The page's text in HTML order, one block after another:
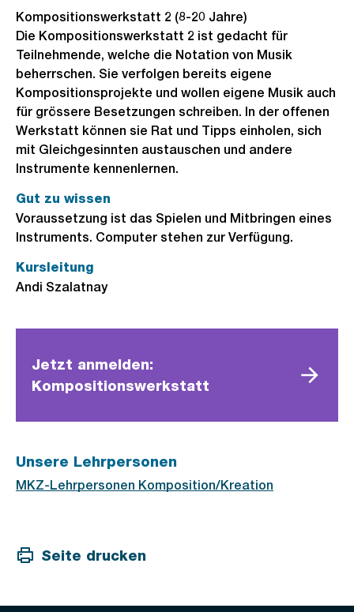
Kompositionswerkstatt 2 (8-20 Jahre)
Die Kompositionswerkstatt 2 ist gedacht für
Teilnehmende, welche die Notation von Musik
beherrschen. Sie verfolgen bereits eigene
Kompositionsprojekte und wollen eigene Musik auch
für grössere Besetzungen schreiben. In der offenen
Werkstatt können sie Rat und Tipps einholen, sich
mit Gleichgesinnten austauschen und andere
Instrumente kennenlernen.
Gut zu wissen
Voraussetzung ist das Spielen und Mitbringen eines
Instruments. Computer stehen zur Verfügung.
Kursleitung
Andi Szalatnay
Jetzt anmelden:
Kompositionswerkstatt
Unsere Lehrpersonen
MKZ-Lehrpersonen Komposition/Kreation
Seite drucken